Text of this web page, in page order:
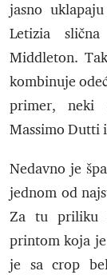
jasno
Letizia
Middleton.
kombinuje
primer, neki
Massimo Dutti
Nedavno je
jednom od
Za tu priliku
printom koja
je sa crop